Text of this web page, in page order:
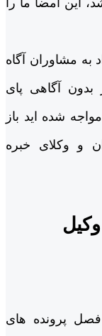
به مشاوران آگاه
بدون آگاهی پای
شده اید باز
و وکلای خبره
پرونده های